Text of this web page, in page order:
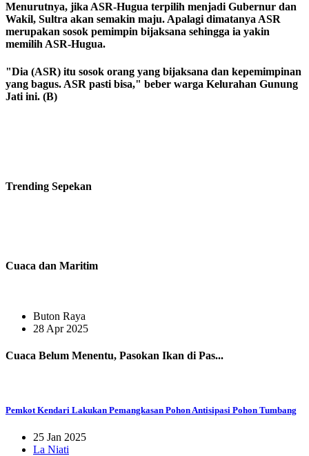
Menurutnya, jika ASR-Hugua terpilih menjadi Gubernur dan
Wakil, Sultra akan semakin maju. Apalagi dimatanya ASR
merupakan sosok pemimpin bijaksana sehingga ia yakin
memilih ASR-Hugua.
"Dia (ASR) itu sosok orang yang bijaksana dan kepemimpinan
yang bagus. ASR pasti bisa," beber warga Kelurahan Gunung
Jati ini. (B)
Trending Sepekan
Cuaca dan Maritim
Buton Raya
28 Apr 2025
Cuaca Belum Menentu, Pasokan Ikan di Pas...
Pemkot Kendari Lakukan Pemangkasan Pohon Antisipasi Pohon Tumbang
25 Jan 2025
La Niati